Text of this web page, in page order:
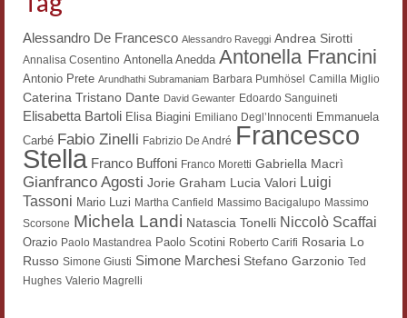
Rammses
LEAD
Didattica
Master INFOTEXT
Workshop DH
Summer School DH
ERASMUS/DEMM
Alessandro De Francesco Alessandro Raveggi Andrea Sirotti
Annalisa Cosentino Antonella Anedda Antonella Francini
Antonio Prete Arundhathi Subramaniam Barbara Pumhösel Camilla Miglio
Caterina Tristano Dante David Gewanter Edoardo Sanguineti
Elisabetta Bartoli Elisa Biagini Emiliano Degl’Innocenti Emmanuela
Carbé Fabio Zinelli Fabrizio De André Francesco
Stella Franco Buffoni Franco Moretti Gabriella Macrì
Gianfranco Agosti Jorie Graham Lucia Valori Luigi
Tassoni Mario Luzi Martha Canfield Massimo Bacigalupo Massimo
Scorsone Michela Landi Natascia Tonelli Niccolò Scaffai
Orazio Paolo Mastandrea Paolo Scotini Roberto Carifi Rosaria Lo
Russo Simone Giusti Simone Marchesi Stefano Garzonio Ted
Hughes Valerio Magrelli